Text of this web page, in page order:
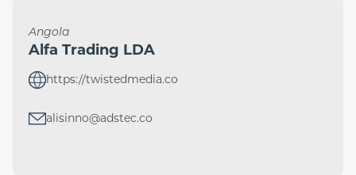
Angola
Alfa Trading LDA
https://twistedmedia.co
alisinno@adstec.co